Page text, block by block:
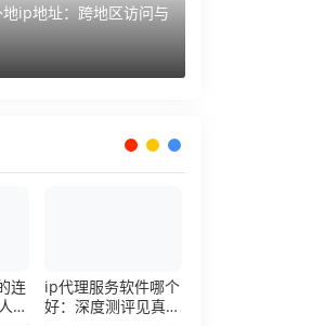
ip地址：跨地区访问与
连
踩
ip代理服务软件哪个
好：深度测评见真